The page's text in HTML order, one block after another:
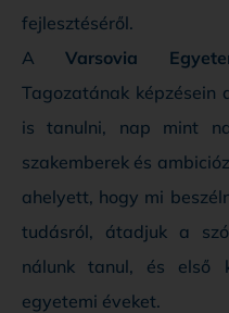
fejlesztéséről.
AVarsovia
Tagozatának képzésein
is tanulni, nap mint
szakemberek és
ahelyett, hogy mi
tudásról, átadjuk a
nálunk tanul, és első
egyetemi éveket.